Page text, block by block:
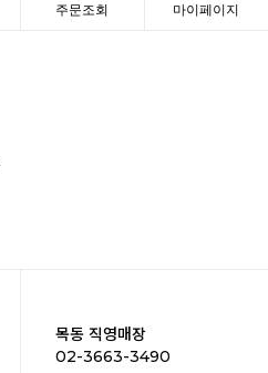
주문조회 마이페이지
목동 직영매장
02-3663-3490